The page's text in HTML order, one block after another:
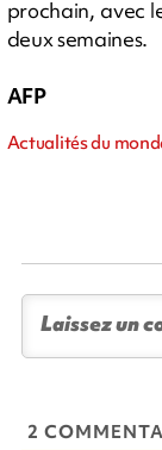
prochain, avec
deux semaines.
AFP
Actualités du
2